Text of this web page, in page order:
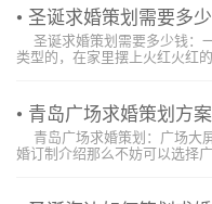
• 圣诞求婚策划需要多
圣诞求婚策划需要多少钱：
类型的，在家里摆上火红火红
• 青岛广场求婚策划方
青岛广场求婚策划：广场大
婚订制介绍那么不妨可以选择